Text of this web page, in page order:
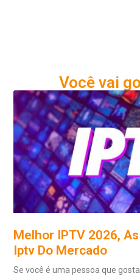
Você vai
Melhor IPTV 2026,
Iptv Do Mercado
Se você é uma pessoa que